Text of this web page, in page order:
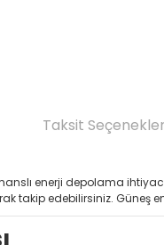
Taksit
enerji depolama
takip edebilirsiniz. Güneş